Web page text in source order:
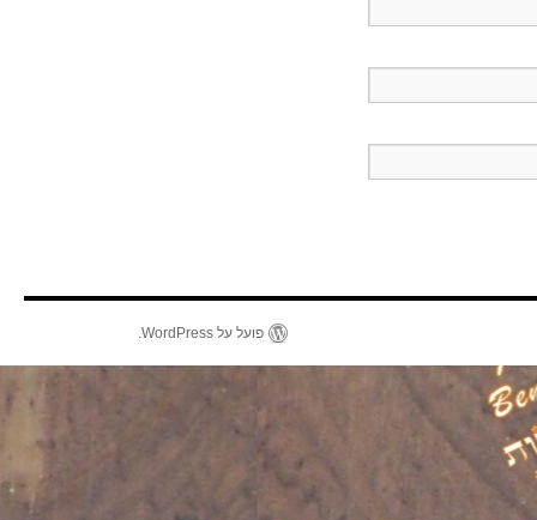
פועל על WordPress.